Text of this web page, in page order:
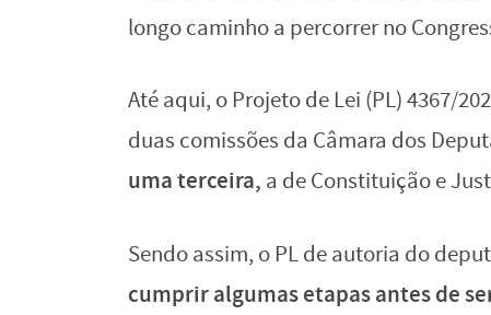
longo caminho a percorrer no
Até aqui, o Projeto de Lei (PL) 4367/
duas comissões da Câmara dos
uma terceira, a de Constituição e
Sendo assim, o PL de autoria do
cumprir algumas etapas antes de